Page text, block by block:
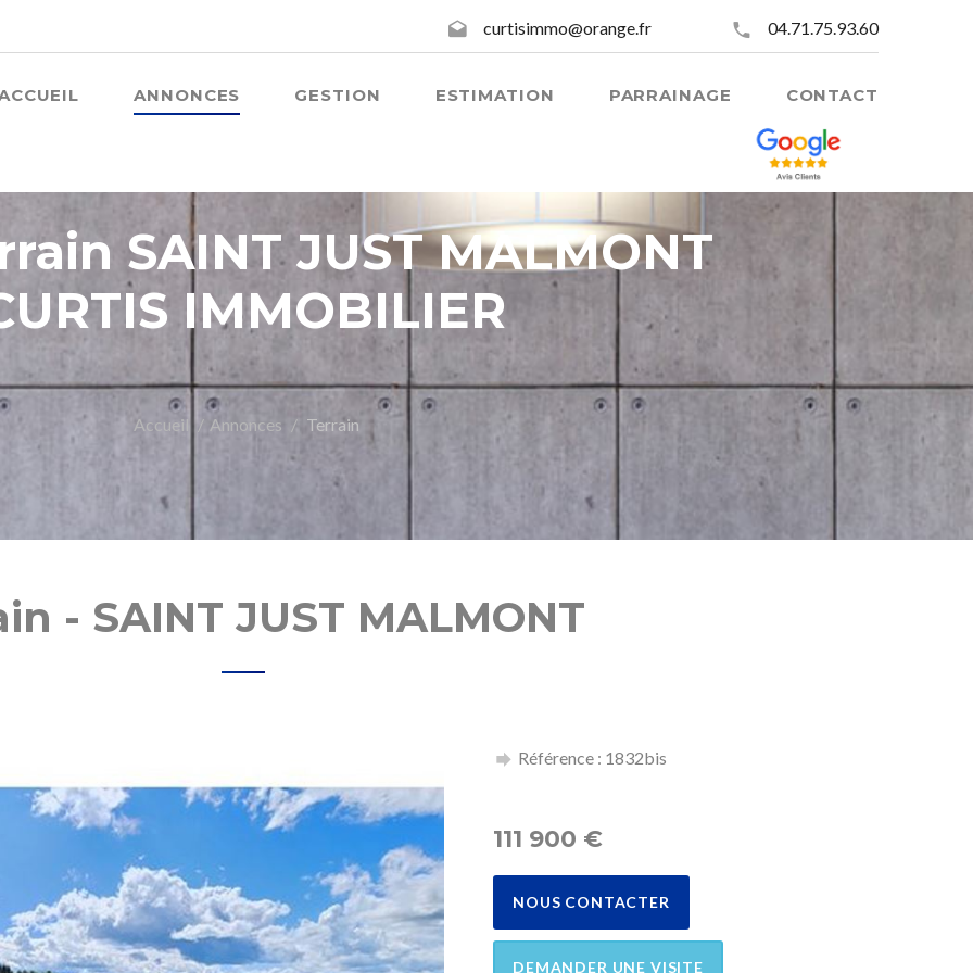
curtisimmo@orange.fr 04.71.75.93.60
ANNONCES GESTION ESTIMATION PARRAINAGE CONTACT
SAINT JUST MALMONT
IMMOBILIER
Accueil Annonces Terrain
- SAINT JUST MALMONT
Référence : 1832bis
111 900 €
NOUS CONTACTER
DEMANDER UNE VISITE